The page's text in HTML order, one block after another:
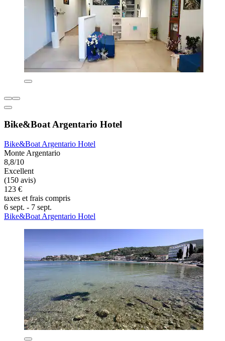
Bike&Boat Argentario Hotel
Bike&Boat Argentario Hotel
Monte Argentario
8,8/10
Excellent
(150 avis)
123 €
taxes et frais compris
6 sept. - 7 sept.
Bike&Boat Argentario Hotel